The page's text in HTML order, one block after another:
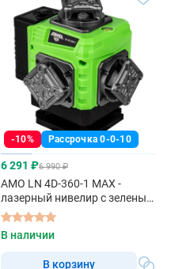
-10% Рассрочка 0-0-10
6 291 ₽6 990 ₽
AMO LN 4D-360-1 MAX -
лазерный нивелир с зеленым
лучом
В наличии
В корзину